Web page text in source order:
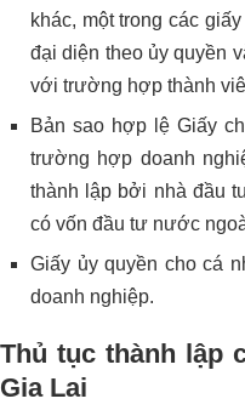
khác, một trong các
đại diện theo ủy quyền
với trường hợp thành
Bản sao hợp lệ Giấy
trường hợp doanh
thành lập bởi nhà đầu
có vốn đầu tư nước
Giấy ủy quyền cho cá
doanh nghiệp.
Thủ tục thành lập
Gia Lai